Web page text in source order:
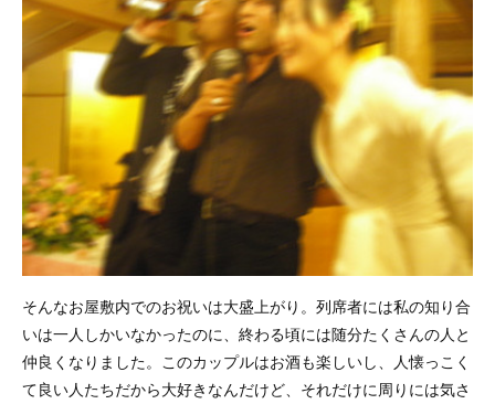
そんなお屋敷内でのお祝いは大盛上がり。列席者には私の知り合
いは一人しかいなかったのに、終わる頃には随分たくさんの人と
仲良くなりました。このカップルはお酒も楽しいし、人懐っこく
て良い人たちだから大好きなんだけど、それだけに周りには気さ